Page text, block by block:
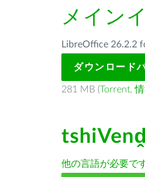
メイン
LibreOffice 26.2.2
ダウンロード
281 MB (Torrent,
他の言語が必要で